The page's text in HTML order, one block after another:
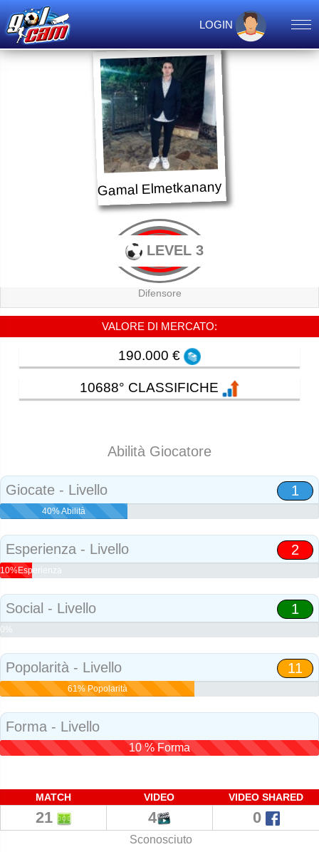
LOGIN
Gamal Elmetkanany
LEVEL 3
Difensore
VALORE DI MERCATO:
190.000 €
10688° CLASSIFICHE
Abilità Giocatore
Giocate - Livello 1
40% Abilità
Esperienza - Livello 2
10%Esperienza
Social - Livello 1
0%
Popolarità - Livello 11
61% Popolarità
Forma - Livello
10 % Forma
MATCH VIDEO VIDEO SHARED
21 4 0
Sconosciuto